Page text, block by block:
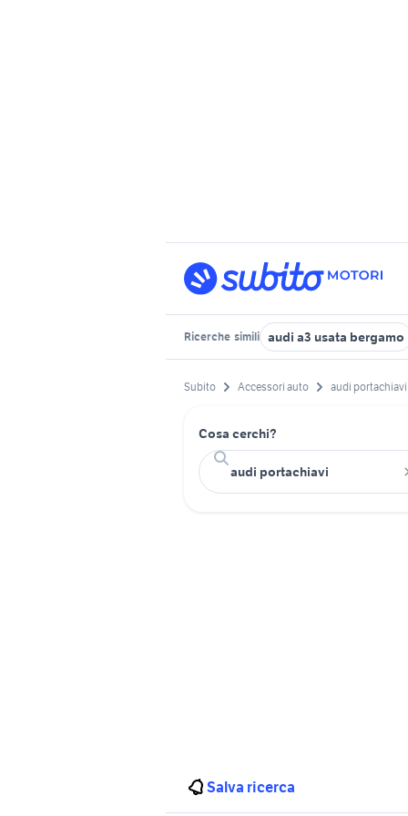
Ricerche simili audi a3 usata bergamo
Subito Accessori auto audi portachiavi
Cosa cerchi?
Salva ricerca